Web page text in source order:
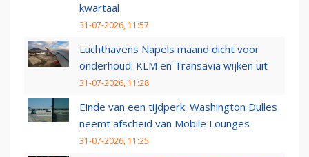
kwartaal
31-07-2026, 11:57
Luchthavens Napels maand dicht voor
onderhoud: KLM en Transavia wijken uit
31-07-2026, 11:28
Einde van een tijdperk: Washington Dulles
neemt afscheid van Mobile Lounges
31-07-2026, 11:25